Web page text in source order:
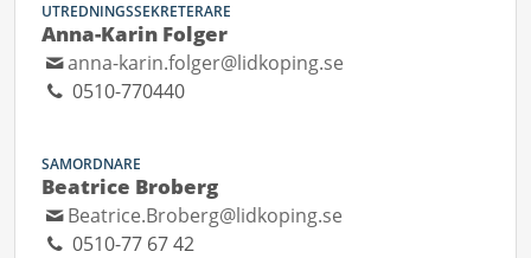
UTREDNINGSSEKRETERARE
Anna-Karin Folger
anna-karin.folger@lidkoping.se
0510-770440
SAMORDNARE
Beatrice Broberg
Beatrice.Broberg@lidkoping.se
0510-77 67 42